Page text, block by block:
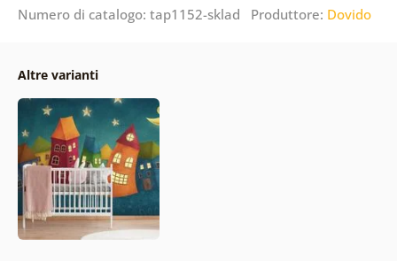
Numero di catalogo: tap1152-sklad Produttore: Dovido
Altre varianti